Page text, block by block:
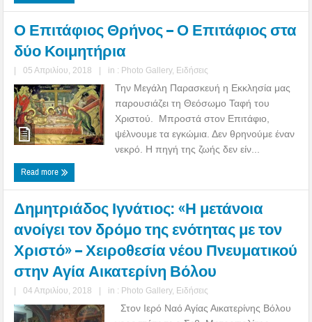
Ο Επιτάφιος Θρήνος – Ο Επιτάφιος στα
δύο Κοιμητήρια
| 05 Απριλίου, 2018 | in : Photo Gallery, Ειδήσεις
Την Μεγάλη Παρασκευή η Εκκλησία μας
παρουσιάζει τη Θεόσωμο Ταφή του
Χριστού. Μπροστά στον Επιτάφιο,
ψέλνουμε τα εγκώμια. Δεν θρηνούμε έναν
νεκρό. Η πηγή της ζωής δεν είν...
Read more
Δημητριάδος Ιγνάτιος: «Η μετάνοια
ανοίγει τον δρόμο της ενότητας με τον
Χριστό» – Χειροθεσία νέου Πνευματικού
στην Αγία Αικατερίνη Βόλου
| 04 Απριλίου, 2018 | in : Photo Gallery, Ειδήσεις
Στον Ιερό Ναό Αγίας Αικατερίνης Βόλου